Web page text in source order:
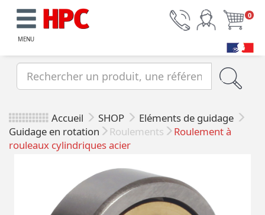
MENU
0
Accueil SHOP
Eléments de guidage
Guidage en rotation
Roulements
Roulement à
rouleaux cylindriques acier